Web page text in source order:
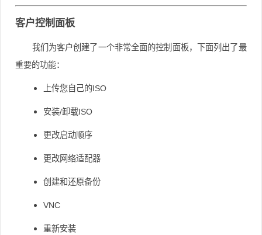
客户控制面板
我们为客户创建了一个非常全面的控制面板，下面列出了最
重要的功能：
上传您自己的ISO
安装/卸载ISO
更改启动顺序
更改网络适配器
创建和还原备份
VNC
重新安装